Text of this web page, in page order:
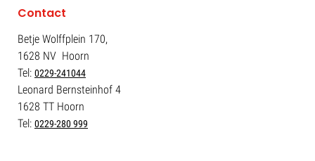
Contact
Betje Wolffplein 170,
1628 NV Hoorn
Tel: 0229-241044
Leonard Bernsteinhof 4
1628 TT Hoorn
Tel: 0229-280 999